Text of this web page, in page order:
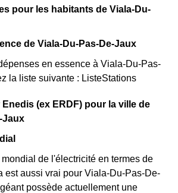
pour les habitants de Viala-Du-
de Viala-Du-Pas-De-Jaux
en essence à Viala-Du-Pas-
la liste suivante : ListeStations
(ex ERDF) pour la ville de
Jaux
de l'électricité en termes de
est aussi vrai pour Viala-Du-Pas-De-
possède actuellement une